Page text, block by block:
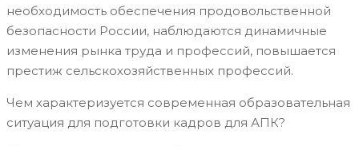
необходимость обеспечения продовольственной
безопасности России, наблюдаются динамичные
изменения рынка труда и профессий, повышается
престиж сельскохозяйственных профессий.
Чем характеризуется современная образовательная
ситуация для подготовки кадров для АПК?